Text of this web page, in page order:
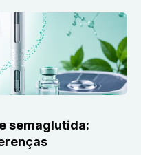
semaglutida: